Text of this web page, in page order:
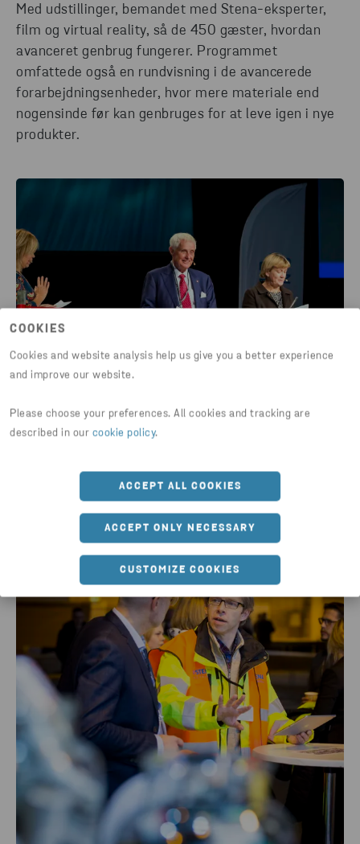
COOKIES
Cookies and website analysis help us give you a better experience
and improve our website.
Please choose your preferences. All cookies and tracking are
described in our cookie policy.
ACCEPT ALL COOKIES
ACCEPT ONLY NECESSARY
CUSTOMIZE COOKIES
Med udstillinger, bemandet med Stena-eksperter,
film og virtual reality, så de 450 gæster, hvordan
avanceret genbrug fungerer. Programmet
omfattede også en rundvisning i de avancerede
forarbejdningsenheder, hvor mere materiale end
nogensinde før kan genbruges for at leve igen i nye
produkter.